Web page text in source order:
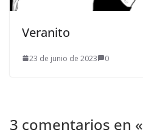
Veranito
23 de junio de 2023 0
3 comentarios en «